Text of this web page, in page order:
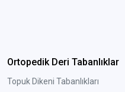
Ortopedik Deri Tabanlıklar
Topuk Dikeni Tabanlıkları